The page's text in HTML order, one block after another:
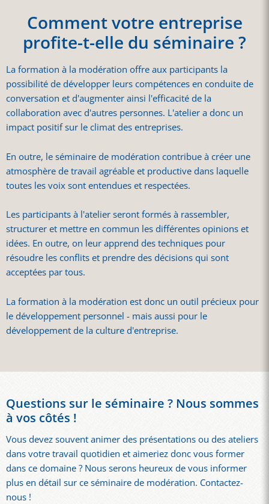
Comment votre entreprise
profite-t-elle du séminaire ?
La formation à la modération offre aux participants la
possibilité de développer leurs compétences en conduite de
conversation et d'augmenter ainsi l'efficacité de la
collaboration avec d'autres personnes. L'atelier a donc un
impact positif sur le climat des entreprises.
En outre, le séminaire de modération contribue à créer une
atmosphère de travail agréable et productive dans laquelle
toutes les voix sont entendues et respectées.
Les participants à l'atelier seront formés à rassembler,
structurer et mettre en commun les différentes opinions et
idées. En outre, on leur apprend des techniques pour
résoudre les conflits et prendre des décisions qui sont
acceptées par tous.
La formation à la modération est donc un outil précieux pour
le développement personnel - mais aussi pour le
développement de la culture d'entreprise.
Questions sur le séminaire ? Nous sommes
à vos côtés !
Vous devez souvent animer des présentations ou des ateliers
dans votre travail quotidien et aimeriez donc vous former
dans ce domaine ? Nous serons heureux de vous informer
plus en détail sur ce séminaire de modération. Contactez-
nous !